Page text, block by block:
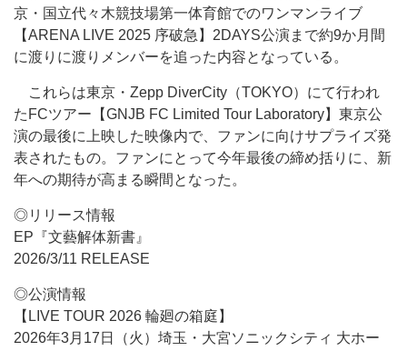
京・国立代々木競技場第一体育館でのワンマンライブ
【ARENA LIVE 2025 序破急】2DAYS公演まで約9か月間
に渡りに渡りメンバーを追った内容となっている。
これらは東京・Zepp DiverCity（TOKYO）にて行われ
たFCツアー【GNJB FC Limited Tour Laboratory】東京公
演の最後に上映した映像内で、ファンに向けサプライズ発
表されたもの。ファンにとって今年最後の締め括りに、新
年への期待が高まる瞬間となった。
◎リリース情報
EP『文藝解体新書』
2026/3/11 RELEASE
◎公演情報
【LIVE TOUR 2026 輪廻の箱庭】
2026年3月17日（火）埼玉・大宮ソニックシティ 大ホー